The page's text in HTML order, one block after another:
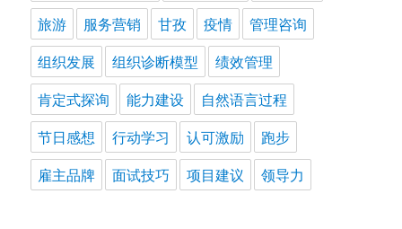
旅游
服务营销 甘孜 疫情
管理咨询
组织发展
组织诊断模型
绩效管理
肯定式探询
能力建设
自然语言过程
节日感想
行动学习 认可激励
跑步
雇主品牌
面试技巧 项目建议 领导力